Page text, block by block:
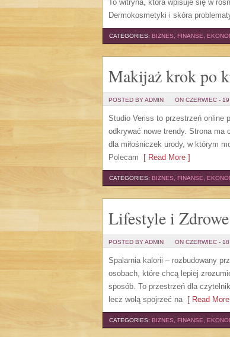
To witryna, która wpisuje się w
Dermokosmetyki i skóra
CATEGORIES: BIZNES, FINANSE,
Makijaż krok po
POSTED BY ADMIN ON CZERWIEC -
Studio Veriss to przestrzeń online
odkrywać nowe trendy. Strona ma
dla miłośniczek urody, w którym
Polecam [ Read More ]
CATEGORIES: BIZNES, FINANSE,
Lifestyle i
POSTED BY ADMIN ON CZERWIEC -
Spalarnia kalorii – rozbudowany
osobach, które chcą lepiej
sposób. To przestrzeń dla
lecz wolą spojrzeć na[ Read More
CATEGORIES: BIZNES, FINANSE,